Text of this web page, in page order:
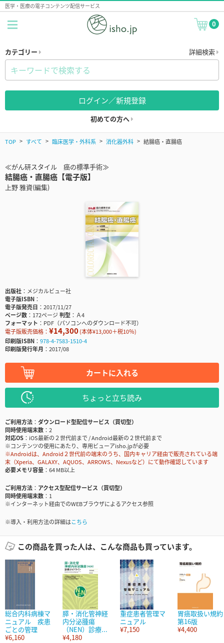
医学・医療の電子コンテンツ配信サービス
0
カテゴリー 詳細検索
ログイン／新規登録
初めての方へ
TOP すべて 臨床医学・外科系 消化器外科 結腸癌・直腸癌
≪がん研スタイル 癌の標準手術≫
結腸癌・直腸癌【電子版】
上野 雅資(編集)
出版社
メジカルビュー社
電子版ISBN
電子版発売日
2017/11/27
ページ数
172ページ判型
Ａ4
フォーマット
PDF（パソコンへのダウンロード不可）
電子版販売価格： ¥14,300(本体¥13,000＋税10％)
印刷版ISBN
978-4-7583-1510-4
印刷版発行年月
2017/08
カートに入れる
ちょっと立ち読み
ご利用方法
ダウンロード型配信サービス（買切型）
同時使用端末数
2
対応OS
iOS最新の２世代前まで / Android最新の２世代前まで
※コンテンツの使用にあたり、専用ビューアisho.jpが必要
※Androidは、Android２世代前の端末のうち、国内キャリア経由で販売されている端
末（Xperia、GALAXY、AQUOS、ARROWS、Nexusなど）にて動作確認しています
必要メモリ容量
64 MB以上
ご利用方法
アクセス型配信サービス（買切型）
同時使用端末数
1
※インターネット経由でのWEBブラウザによるアクセス参照
※導入・利用方法の詳細はこちら
この商品を買った人は、こんな商品も買っています。
総合内科病棟マ
ニュアル 疾患
ごとの管理
¥6,160
膵・消化管神経
内分泌腫瘍
（NEN）診療...
¥4,180
重症患者管理マ
ニュアル
¥7,150
胃癌取扱い規約
第16版
¥4,400